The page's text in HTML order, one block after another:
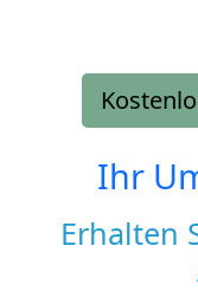
Ihr
Erhalten